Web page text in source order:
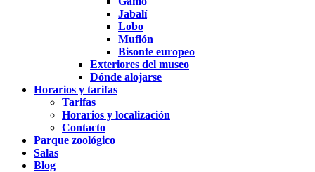
Jabalí
Lobo
Muflón
Bisonte europeo
Exteriores del museo
Dónde alojarse
Horarios y tarifas
Tarifas
Horarios y localización
Contacto
Parque zoológico
Salas
Blog